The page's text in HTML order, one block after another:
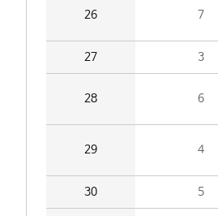
26 7
27 3
28 6
29 4
30 5